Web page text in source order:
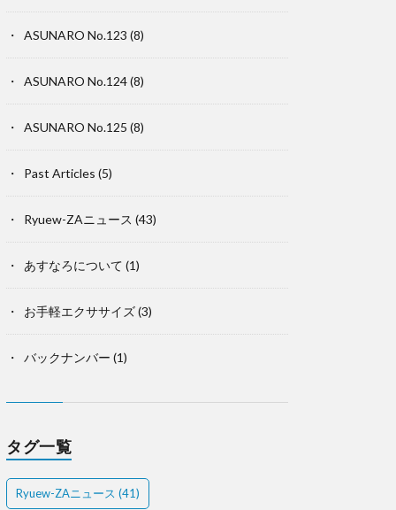
ASUNARO No.123 (8)
ASUNARO No.124(8)
ASUNARO No.125 (8)
Past Articles (5)
Ryuew-ZAニュース (43)
あすなろについて (1)
お手軽エクササイズ(3)
バックナンバー (1)
タグ一覧
Ryuew-ZAニュース (41)